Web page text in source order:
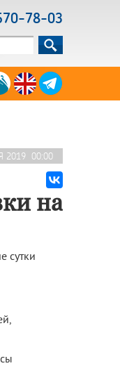
78-03
2019 00:00
на
сутки